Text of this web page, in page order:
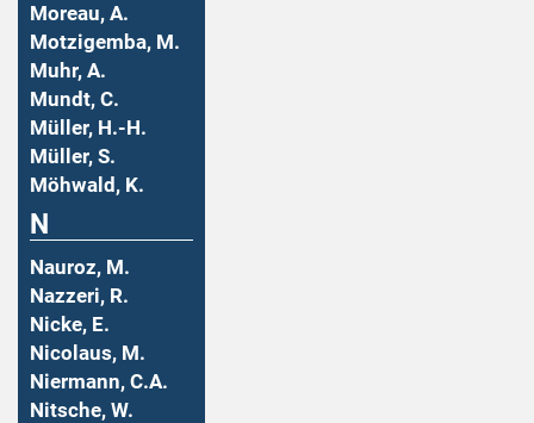
Moreau, A.
Motzigemba, M.
Muhr, A.
Mundt, C.
Müller, H.-H.
Müller, S.
Möhwald, K.
N
Nauroz, M.
Nazzeri, R.
Nicke, E.
Nicolaus, M.
Niermann, C.A.
Nitsche, W.